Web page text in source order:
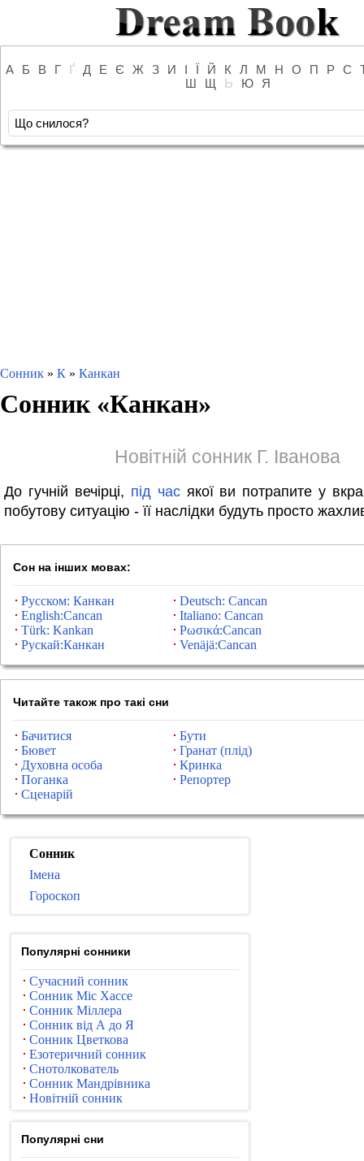
А Б В Г Ґ Д Е Є Ж З И І Ї Й К Л М Н О П Р С
Ш
Щ Ь Ю Я
Сонник » К » Канкан
Сонник «Канкан»
Новітній сонник Г. Іванова
До гучній вечірці, під часякої ви потрапите у
побутову ситуацію - її наслідки будуть просто
Сон на інших мовах:
Русском: Канкан
Deutsch: Cancan
English:Cancan
Italiano: Cancan
Türk: Kankan
Ρωσικά:Cancan
Рускай:Канкан
Venäjä:Cancan
Читайте також про такі сни
Бачитися
Бути
Бювет
Гранат (плід)
Духовна особа
Кринка
Поганка
Репортер
Сценарій
Сонник
Імена
Гороскоп
Популярні сонники
Сучасний сонник
Сонник Міс Хассе
Сонник Міллера
Сонник від А до Я
Сонник Цветкова
Езотеричний сонник
Снотолкователь
Сонник Мандрівника
Новітній сонник
Популярні сни